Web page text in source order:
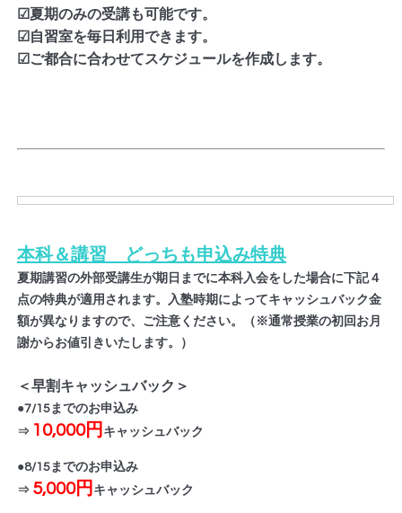
☑夏期のみの受講も可能です。
☑自習室を毎日利用できます。
☑ご都合に合わせてスケジュールを作成します。
本科＆講習 どっちも申込み特典
夏期講習の外部受講生が期日までに本科入会をした場合に下記４
点の特典が適用されます。入塾時期によってキャッシュバック金
額が異なりますので、ご注意ください。（※通常授業の初回お月
謝からお値引きいたします。）
＜早割キャッシュバック＞
●7/15までのお申込み
⇒ 10,000円 キャッシュバック
●8/15までのお申込み
⇒ 5,000円 キャッシュバック